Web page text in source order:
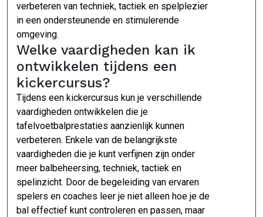
verbeteren van techniek, tactiek en spelplezier
in een ondersteunende en stimulerende
omgeving.
Welke vaardigheden kan ik
ontwikkelen tijdens een
kickercursus?
Tijdens een kickercursus kun je verschillende
vaardigheden ontwikkelen die je
tafelvoetbalprestaties aanzienlijk kunnen
verbeteren. Enkele van de belangrijkste
vaardigheden die je kunt verfijnen zijn onder
meer balbeheersing, techniek, tactiek en
spelinzicht. Door de begeleiding van ervaren
spelers en coaches leer je niet alleen hoe je de
bal effectief kunt controleren en passen, maar